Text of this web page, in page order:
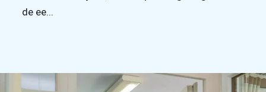
de ee...